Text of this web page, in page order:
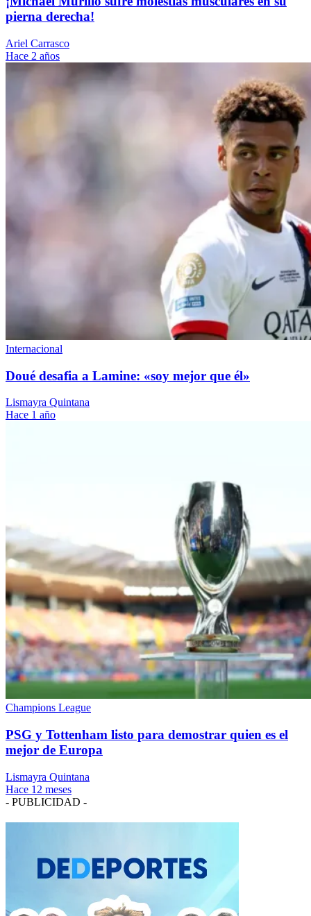
pierna derecha!
Ariel Carrasco
Hace 2 años
Internacional
Doué desafia a Lamine: «soy mejor que él»
Lismayra Quintana
Hace 1 año
Champions League
PSG y Tottenham listo para demostrar quien es el
mejor de Europa
Lismayra Quintana
Hace 12 meses
- PUBLICIDAD -